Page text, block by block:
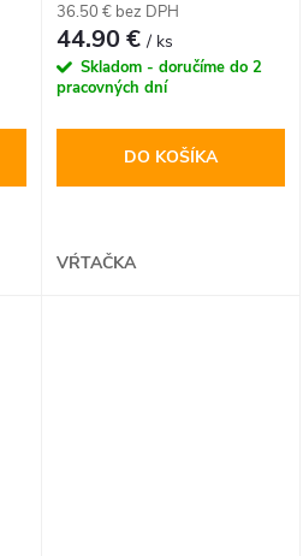
aretačné tlačidlo pre
nepretržitú prevádzku z nej
robia ideálny nástroj do každej
36.50 € bez DPH
44.90 €/ ks
Skladom - doručíme do 2
pracovných dní
DO KOŠÍKA
VŔTAČKA